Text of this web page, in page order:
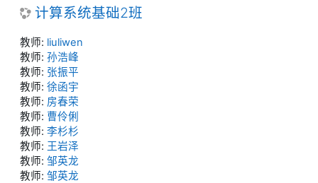
计算系统基础2班
教师: liuliwen
教师: 孙浩峰
教师: 张振平
教师: 徐函宇
教师: 房春荣
教师: 曹伶俐
教师: 李杉杉
教师: 王岩泽
教师: 邹英龙
教师: 邹英龙